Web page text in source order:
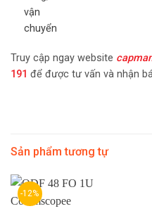
Truy cập ngay website
191 để được tư vấn và nhận
Sản phẩm tương tự
-12%